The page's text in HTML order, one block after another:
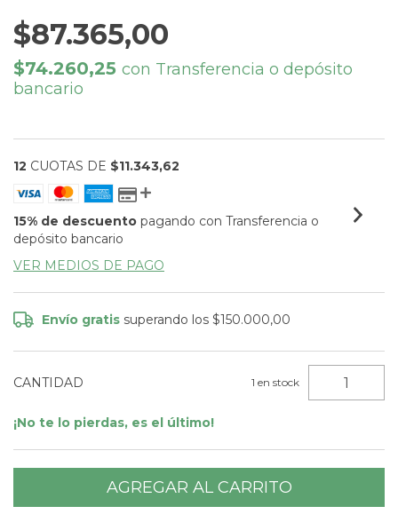
$87.365,00
$74.260,25 con Transferencia o depósito
bancario
12 CUOTAS DE $11.343,62
15% de descuento pagando con Transferencia o
depósito bancario
VER MEDIOS DE PAGO
Envío gratis superando los$150.000,00
CANTIDAD 1 en stock
¡No te lo pierdas, es el último!